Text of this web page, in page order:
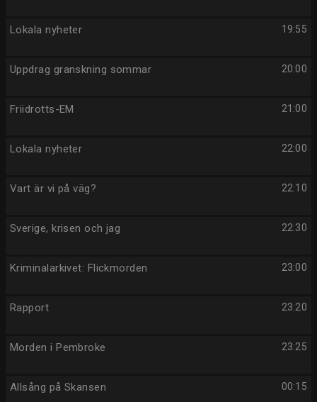
19:55
Lokala nyheter
20:00
Uppdrag granskning sommar
21:00
Friidrotts-EM
22:00
Lokala nyheter
22:10
Vart är vi på väg?
22:30
Sverige, krisen och jag
23:00
Kriminalarkivet: Flickmorden
23:20
Rapport
23:25
Morden i Pembroke
00:15
Allsång på Skansen